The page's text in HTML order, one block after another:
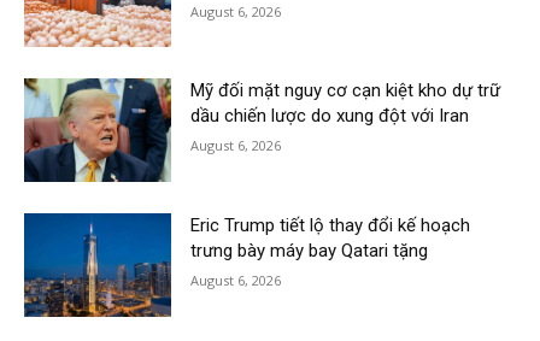
August 6, 2026
Mỹ đối mặt nguy cơ cạn kiệt kho dự trữ
dầu chiến lược do xung đột với Iran
August 6, 2026
Eric Trump tiết lộ thay đổi kế hoạch
trưng bày máy bay Qatari tặng
August 6, 2026